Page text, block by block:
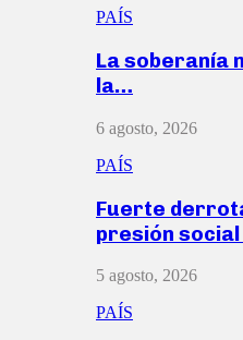
PAÍS
La soberanía
la…
6 agosto, 2026
PAÍS
Fuerte
presión
5 agosto, 2026
PAÍS